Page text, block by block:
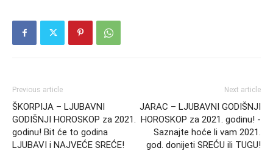
Previous article
ŠKORPIJA – LJUBAVNI
GODIŠNJI HOROSKOP za 2021.
godinu! Bit će to godina
LJUBAVI i NAJVEĆE SREĆE!
Next article
JARAC – LJUBAVNI GODIŠNJI
HOROSKOP za 2021. godinu! -
Saznajte hoće li vam 2021.
god. donijeti SREĆU ili TUGU!